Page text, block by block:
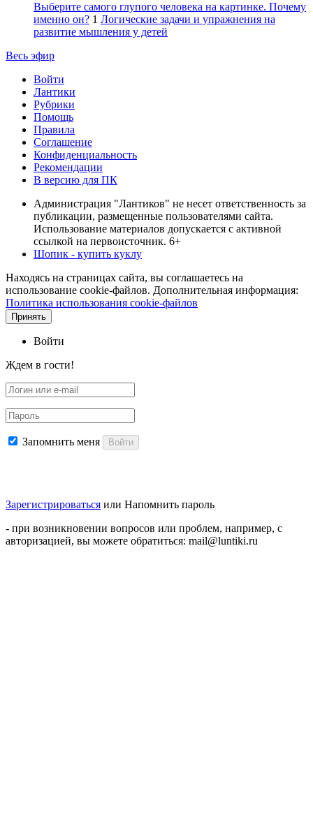
Выберите самого глупого человека на картинке. Почему
именно он? 1 Логические задачи и упражнения на
развитие мышления у детей
Весь эфир
Войти
Лантики
Рубрики
Помощь
Правила
Соглашение
Конфиденциальность
Рекомендации
В версию для ПК
Администрация "Лантиков" не несет ответственность за
публикации, размещенные пользователями сайта.
Использование материалов допускается с активной
ссылкой на первоисточник. 6+
Шопик - купить куклу
Находясь на страницах сайта, вы соглашаетесь на
использование cookie-файлов. Дополнительная информация:
Политика использования cookie-файлов
Принять
Войти
Ждем в гости!
Запомнить меня Войти
Зарегистрироваться или Напомнить пароль
- при возникновении вопросов или проблем, например, с
авторизацией, вы можете обратиться: mail@luntiki.ru